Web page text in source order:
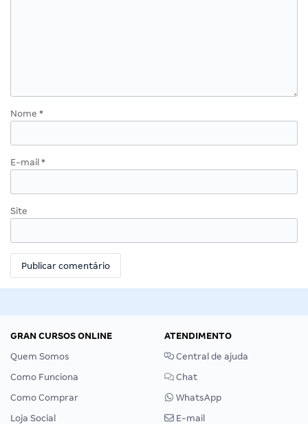
Nome *
E-mail *
Site
GRAN CURSOS ONLINE
Quem Somos
Como Funciona
Como Comprar
Loja Social
ATENDIMENTO
Central de ajuda
Chat
WhatsApp
E-mail